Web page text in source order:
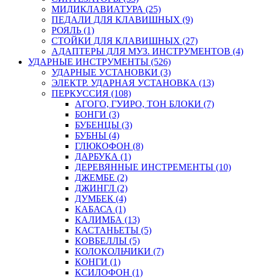
МИДИКЛАВИАТУРА (25)
ПЕДАЛИ ДЛЯ КЛАВИШНЫХ (9)
РОЯЛЬ (1)
СТОЙКИ ДЛЯ КЛАВИШНЫХ (27)
АДАПТЕРЫ ДЛЯ МУЗ. ИНСТРУМЕНТОВ (4)
УДАРНЫЕ ИНСТРУМЕНТЫ (526)
УДАРНЫЕ УСТАНОВКИ (3)
ЭЛЕКТР. УДАРНАЯ УСТАНОВКА (13)
ПЕРКУССИЯ (108)
АГОГО, ГУИРО, ТОН БЛОКИ (7)
БОНГИ (3)
БУБЕНЦЫ (3)
БУБНЫ (4)
ГЛЮКОФОН (8)
ДАРБУКА (1)
ДЕРЕВЯННЫЕ ИНСТРЕМЕНТЫ (10)
ДЖЕМБЕ (2)
ДЖИНГЛ (2)
ДУМБЕК (4)
КАБАСА (1)
КАЛИМБА (13)
КАСТАНЬЕТЫ (5)
КОВБЕЛЛЫ (5)
КОЛОКОЛЬЧИКИ (7)
КОНГИ (1)
КСИЛОФОН (1)